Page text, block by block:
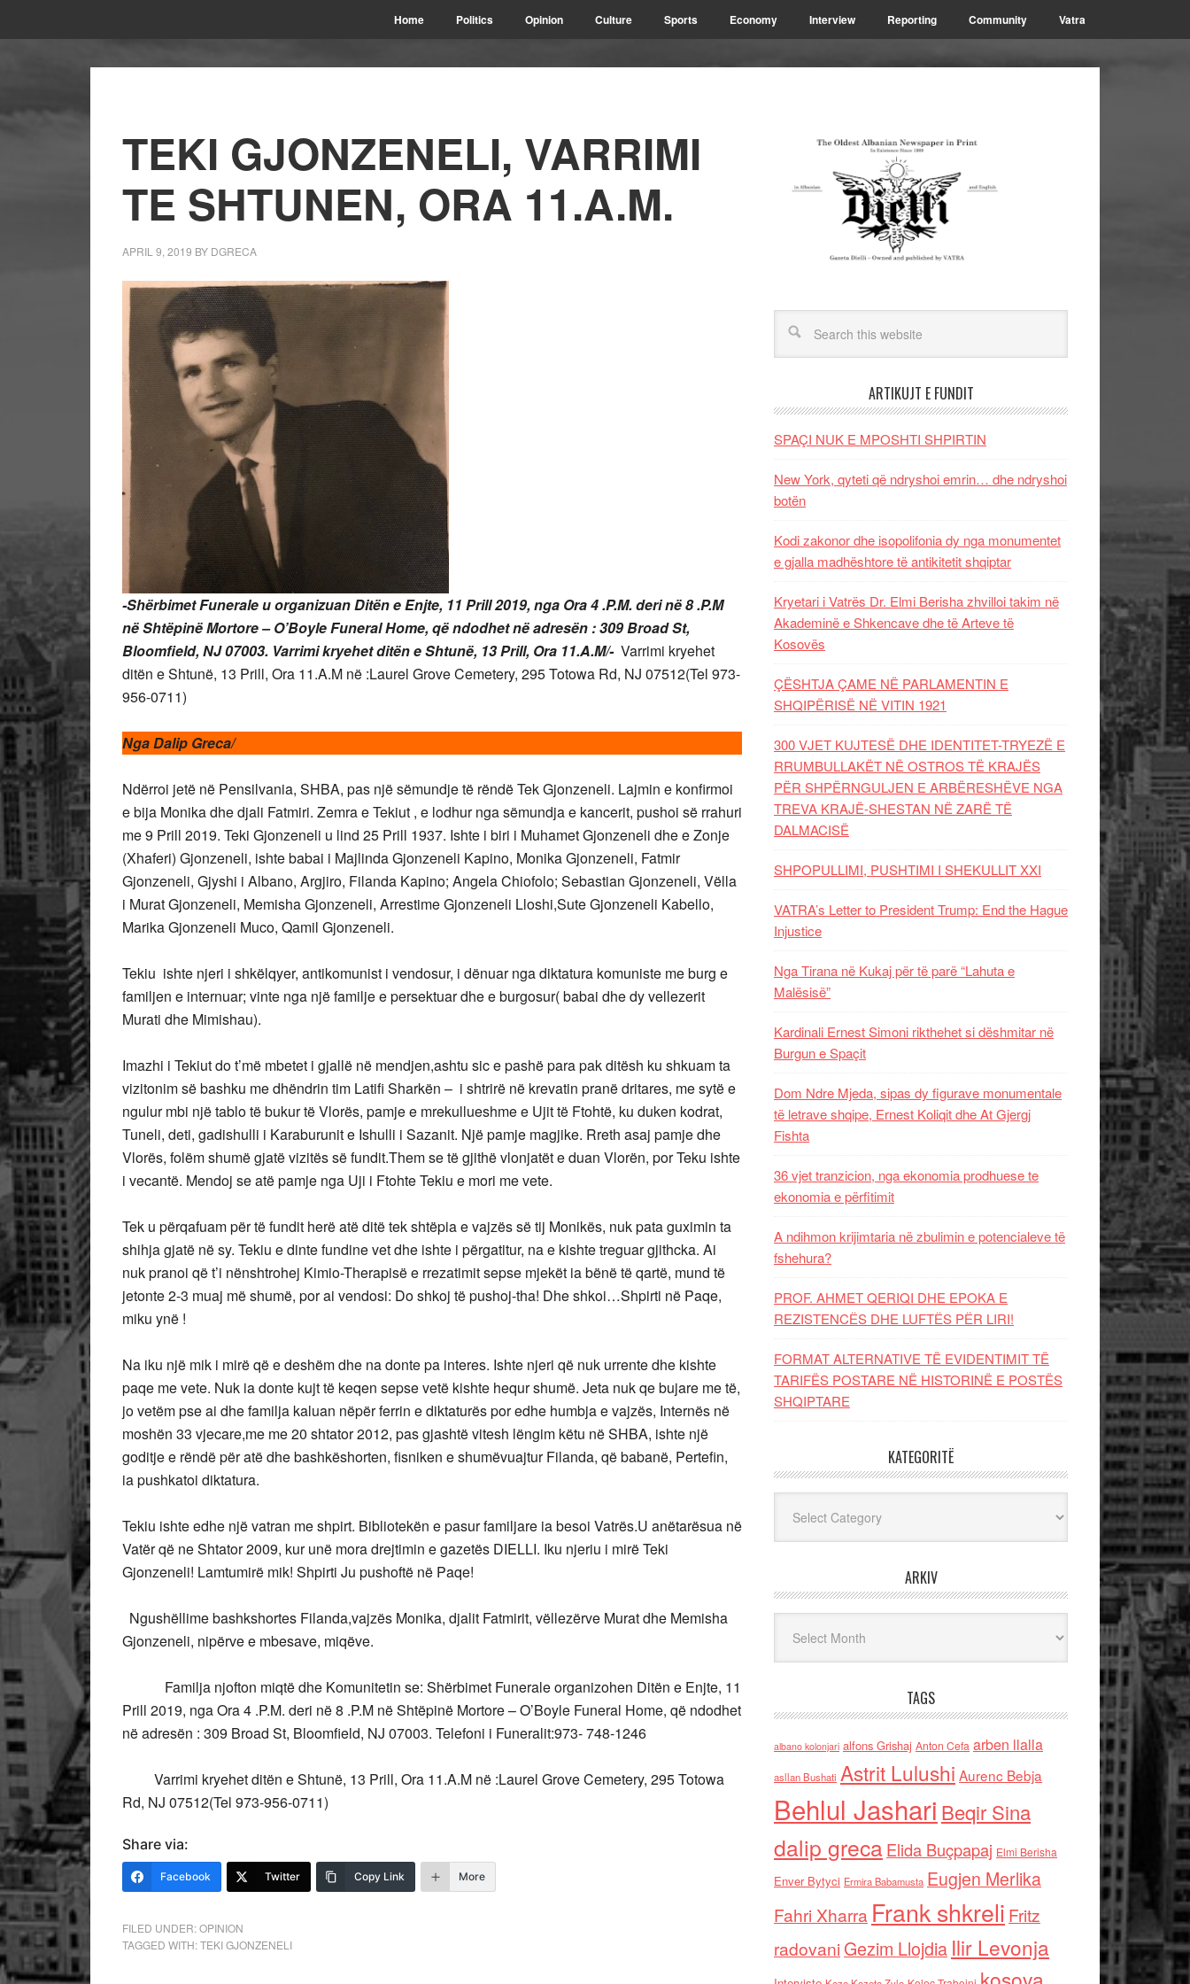
Home Politics Opinion Culture Sports Economy Interview Reporting Community Vatra
TEKI GJONZENELI, VARRIMI
TE SHTUNEN, ORA 11.A.M.
APRIL 9, 2019 BY DGRECA
-Shërbimet Funerale u organizuan Ditën e Enjte, 11 Prill 2019, nga Ora 4 .P.M. deri në 8 .P.M
në Shtëpinë Mortore – O’Boyle Funeral Home, që ndodhet në adresën : 309 Broad St,
Bloomfield, NJ 07003. Varrimi kryehet ditën e Shtunë, 13 Prill, Ora 11.A.M/-Varrimi kryehet
ditën e Shtunë, 13 Prill, Ora 11.A.M në :Laurel Grove Cemetery, 295 Totowa Rd, NJ 07512(Tel 973-
956-0711)
Nga Dalip Greca/
Ndërroi jetë në Pensilvania, SHBA, pas një sëmundje të rëndë Tek Gjonzeneli. Lajmin e konfirmoi
e bija Monika dhe djali Fatmiri. Zemra e Tekiut , e lodhur nga sëmundja e kancerit, pushoi së rrahuri
me 9 Prill 2019. Teki Gjonzeneli u lind 25 Prill 1937. Ishte i biri i Muhamet Gjonzeneli dhe e Zonje
(Xhaferi) Gjonzeneli, ishte babai i Majlinda Gjonzeneli Kapino, Monika Gjonzeneli, Fatmir
Gjonzeneli, Gjyshi i Albano, Argjiro, Filanda Kapino; Angela Chiofolo; Sebastian Gjonzeneli, Vëlla
i Murat Gjonzeneli, Memisha Gjonzeneli, Arrestime Gjonzeneli Lloshi,Sute Gjonzeneli Kabello,
Marika Gjonzeneli Muco, Qamil Gjonzeneli.
Tekiu ishte njeri i shkëlqyer, antikomunist i vendosur, i dënuar nga diktatura komuniste me burg e
familjen e internuar; vinte nga një familje e persektuar dhe e burgosur( babai dhe dy vellezerit
Murati dhe Mimishau).
Imazhi i Tekiut do t’më mbetet i gjallë në mendjen,ashtu sic e pashë para pak ditësh ku shkuam ta
vizitonim së bashku me dhëndrin tim Latifi Sharkën – i shtrirë në krevatin pranë dritares, me sytë e
ngulur mbi një tablo të bukur të Vlorës, pamje e mrekullueshme e Ujit të Ftohtë, ku duken kodrat,
Tuneli, deti, gadishulli i Karaburunit e Ishulli i Sazanit. Një pamje magjike. Rreth asaj pamje dhe
Vlorës, folëm shumë gjatë vizitës së fundit.Them se të gjithë vlonjatët e duan Vlorën, por Teku ishte
i vecantë. Mendoj se atë pamje nga Uji i Ftohte Tekiu e mori me vete.
Tek u përqafuam për të fundit herë atë ditë tek shtëpia e vajzës së tij Monikës, nuk pata guximin ta
shihja gjatë në sy. Tekiu e dinte fundine vet dhe ishte i përgatitur, na e kishte treguar gjithcka. Ai
nuk pranoi që t’i nënshtrohej Kimio-Therapisë e rrezatimit sepse mjekët ia bënë të qartë, mund të
jetonte 2-3 muaj më shumë, por ai vendosi: Do shkoj të pushoj-tha! Dhe shkoi…Shpirti në Paqe,
miku ynë !
Na iku një mik i mirë që e deshëm dhe na donte pa interes. Ishte njeri që nuk urrente dhe kishte
paqe me vete. Nuk ia donte kujt të keqen sepse vetë kishte hequr shumë. Jeta nuk qe bujare me të,
jo vetëm pse ai dhe familja kaluan nëpër ferrin e diktaturës por edhe humbja e vajzës, Internës në
moshën 33 vjecare,me me 20 shtator 2012, pas gjashtë vitesh lëngim këtu në SHBA, ishte një
goditje e rëndë për atë dhe bashkëshorten, fisniken e shumëvuajtur Filanda, që babanë, Pertefin,
ia pushkatoi diktatura.
Tekiu ishte edhe një vatran me shpirt. Bibliotekën e pasur familjare ia besoi Vatrës.U anëtarësua në
Vatër që ne Shtator 2009, kur unë mora drejtimin e gazetës DIELLI. Iku njeriu i mirë Teki
Gjonzeneli! Lamtumirë mik! Shpirti Ju pushoftë në Paqe!
Ngushëllime bashkshortes Filanda,vajzës Monika, djalit Fatmirit, vëllezërve Murat dhe Memisha
Gjonzeneli, nipërve e mbesave, miqëve.
Familja njofton miqtë dhe Komunitetin se: Shërbimet Funerale organizohen Ditën e Enjte, 11
Prill 2019, nga Ora 4 .P.M. deri në 8 .P.M në Shtëpinë Mortore – O’Boyle Funeral Home, që ndodhet
në adresën : 309 Broad St, Bloomfield, NJ 07003. Telefoni i Funeralit:973- 748-1246
Varrimi kryehet ditën e Shtunë, 13 Prill, Ora 11.A.M në :Laurel Grove Cemetery, 295 Totowa
Rd, NJ 07512(Tel 973-956-0711)
Share via:
Facebook Twitter Copy Link More
FILED UNDER:OPINION
TAGGED WITH:TEKI GJONZENELI
ARTIKUJT E FUNDIT
SPAÇI NUK E MPOSHTI SHPIRTIN
New York, qyteti që ndryshoi emrin… dhe ndryshoi
botën
Kodi zakonor dhe isopolifonia dy nga monumentet
e gjalla madhështore të antikitetit shqiptar
Kryetari i Vatrës Dr. Elmi Berisha zhvilloi takim në
Akademinë e Shkencave dhe të Arteve të
Kosovës
ÇËSHTJA ÇAME NË PARLAMENTIN E
SHQIPËRISË NË VITIN 1921
300 VJET KUJTESË DHE IDENTITET-TRYEZË E
RRUMBULLAKËT NË OSTROS TË KRAJËS
PËR SHPËRNGULJEN E ARBËRESHËVE NGA
TREVA KRAJË-SHESTAN NË ZARË TË
DALMACISË
SHPOPULLIMI, PUSHTIMI I SHEKULLIT XXI
VATRA’s Letter to President Trump: End the Hague
Injustice
Nga Tirana në Kukaj për të parë “Lahuta e
Malësisë”
Kardinali Ernest Simoni rikthehet si dëshmitar në
Burgun e Spaçit
Dom Ndre Mjeda, sipas dy figurave monumentale
të letrave shqipe, Ernest Koliqit dhe At Gjergj
Fishta
36 vjet tranzicion, nga ekonomia prodhuese te
ekonomia e përfitimit
A ndihmon krijimtaria në zbulimin e potencialeve të
fshehura?
PROF. AHMET QERIQI DHE EPOKA E
REZISTENCЁS DHE LUFTЁS PЁR LIRI!
FORMAT ALTERNATIVE TË EVIDENTIMIT TË
TARIFËS POSTARE NË HISTORINË E POSTËS
SHQIPTARE
KATEGORITË
ARKIV
TAGS
albano kolonjari alfons Grishaj Anton Cefa arben llalla
asllan Bushati Astrit Lulushi Aurenc Bebja
Behlul Jashari Beqir Sina
dalip grecaElida Buçpapaj Elmi Berisha
Enver Bytyci Ermira Babamusta Eugjen Merlika
Fahri Xharra Frank shkreli Fritz
radovaniGezim Llojdia Ilir Levonja